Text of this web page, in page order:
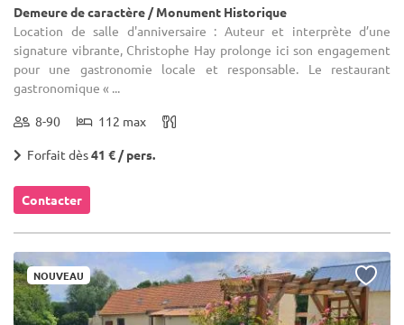
Demeure de caractère / Monument Historique
Location de salle d'anniversaire : Auteur et interprète d’une
signature vibrante, Christophe Hay prolonge ici son engagement
pour une gastronomie locale et responsable. Le restaurant
gastronomique « ...
8-90 112 max
Forfait dès41 € / pers.
Contacter
NOUVEAU